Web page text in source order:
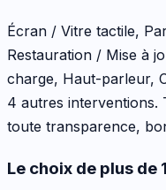
Écran / Vitre tactile,
Restauration / Mise à
charge, Haut-parleur,
4 autres interventions.
toute transparence,
Le choix de plus de